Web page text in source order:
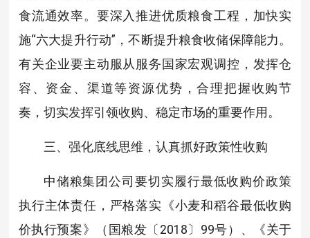
食流通效率。要深入推进优质粮食工程，加快实
施“六大提升行动”，不断提升粮食收储保障能力。
有关企业要主动服从服务国家宏观调控，发挥仓
容、资金、渠道等资源优势，合理把握收购节
奏，切实发挥引领收购、稳定市场的重要作用。
三、强化底线思维，认真抓好政策性收购
中储粮集团公司要切实履行最低收购价政策
执行主体责任，严格落实《小麦和稻谷最低收购
价执行预案》（国粮发〔2018〕99号）、《关于